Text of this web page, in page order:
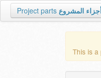
Project parts المشروع
This is